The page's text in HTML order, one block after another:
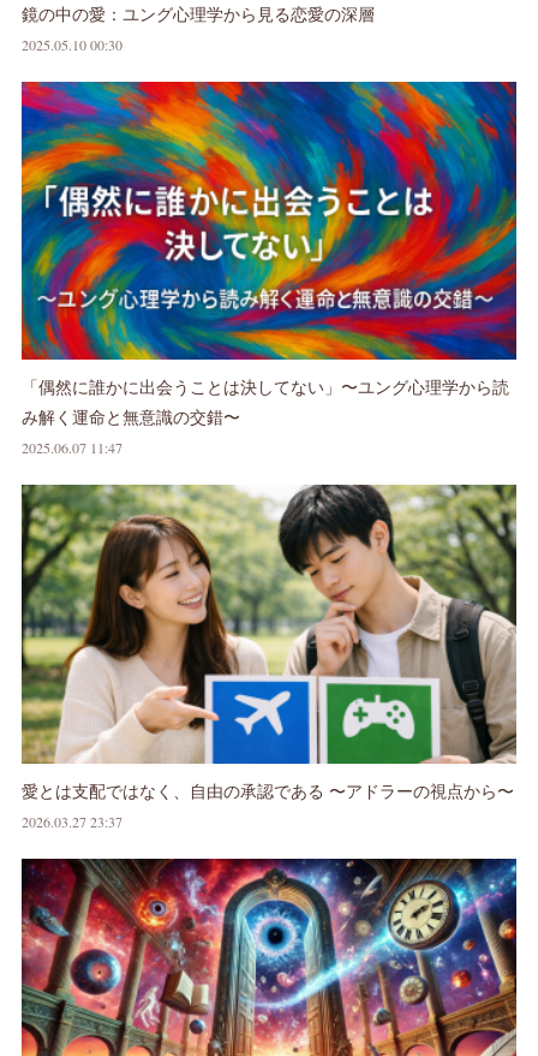
鏡の中の愛：ユング心理学から見る恋愛の深層
2025.05.10 00:30
「偶然に誰かに出会うことは決してない」〜ユング心理学から読
み解く運命と無意識の交錯〜
2025.06.07 11:47
愛とは支配ではなく、自由の承認である 〜アドラーの視点から〜
2026.03.27 23:37